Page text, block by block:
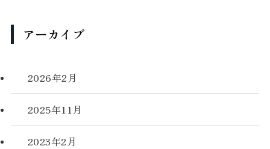
アーカイブ
2026年2月
2025年11月
2023年2月